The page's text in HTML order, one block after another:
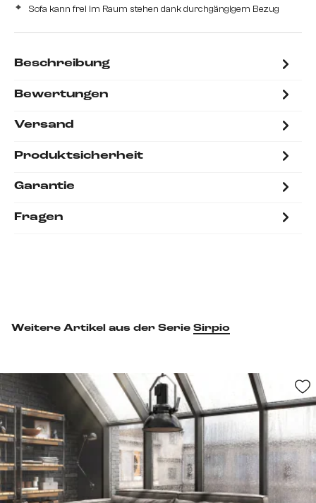
Sofa kann frei im Raum stehen dank durchgängigem Bezug
Beschreibung
Bewertungen
Versand
Produktsicherheit
Garantie
Fragen
Weitere Artikel aus der Serie Sirpio